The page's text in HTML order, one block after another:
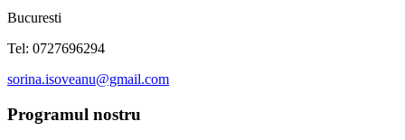
Bucuresti
Tel: 0727696294
sorina.isoveanu@gmail.com
Programul nostru